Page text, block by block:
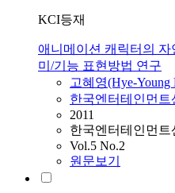
KCI등재
애니메이션 캐릭터의
미/기능 표현방법 연구
고혜영(Hye-Young
한국엔터테인먼트
2011
한국엔터테인먼트
Vol.5 No.2
원문보기